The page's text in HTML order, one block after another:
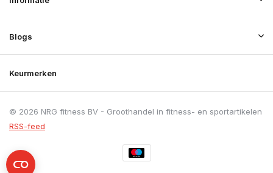
Blogs
Keurmerken
© 2026 NRG fitness BV - Groothandel in fitness- en sportartikelen
RSS-feed